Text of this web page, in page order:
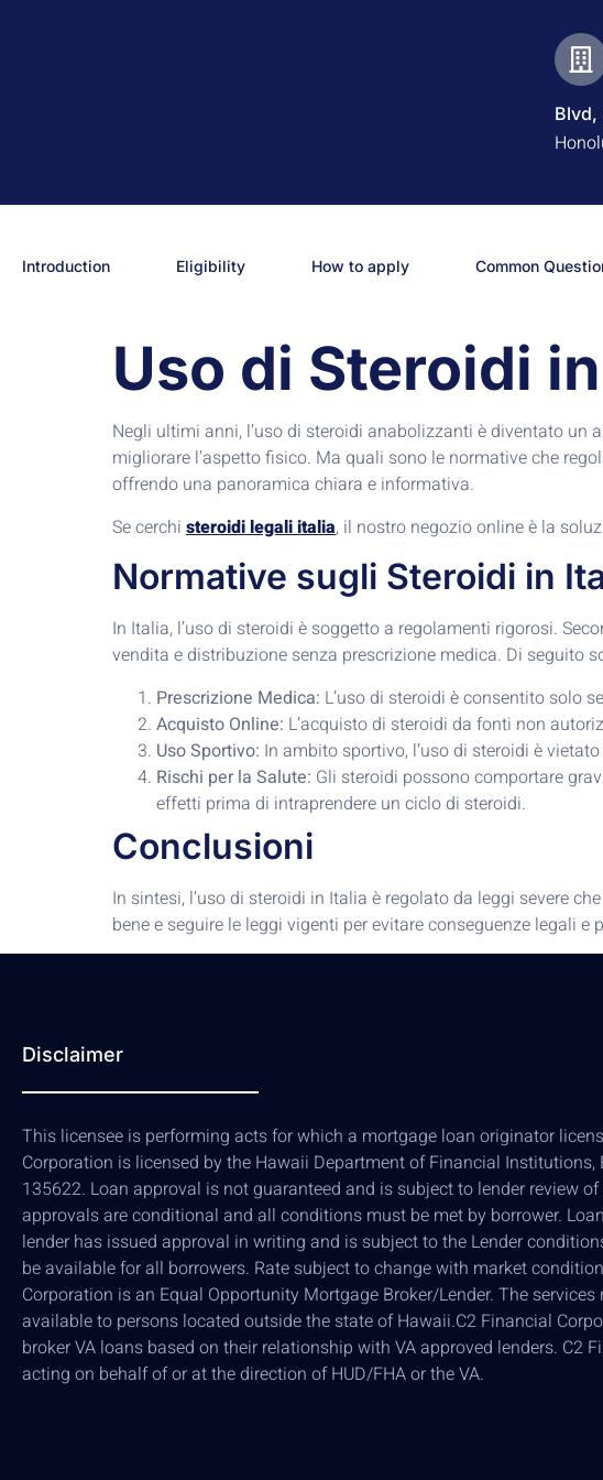
Blvd,
Introduction Eligibility How to apply Common
Uso di Steroidi
Negli ultimi anni, l’uso di steroidi anabolizzanti è diventato un
migliorare l’aspetto fisico. Ma quali sono le normative che
offrendo una panoramica chiara e informativa.
Se cerchi steroidi legali italia, il nostro negozio online è la
Normative sugli Steroidi in
In Italia, l’uso di steroidi è soggetto a regolamenti rigorosi.
vendita e distribuzione senza prescrizione medica. Di seguito
Prescrizione Medica: L’uso di steroidi è consentito solo
Acquisto Online: L’acquisto di steroidi da fonti non
Uso Sportivo: In ambito sportivo, l’uso di steroidi è
Rischi per la Salute: Gli steroidi possono comportare
effetti prima di intraprendere un ciclo di steroidi.
Conclusioni
In sintesi, l’uso di steroidi in Italia è regolato da leggi severe
bene e seguire le leggi vigenti per evitare conseguenze legali e
Disclaimer
This licensee is performing acts for which a mortgage loan originator
Corporation is licensed by the Hawaii Department of Financial Institutions,
135622. Loan approval is not guaranteed and is subject to lender review
approvals are conditional and all conditions must be met by borrower.
lender has issued approval in writing and is subject to the Lender
be available for all borrowers. Rate subject to change with market
Corporation is an Equal Opportunity Mortgage Broker/Lender. The services
available to persons located outside the state of Hawaii.C2 Financial
broker VA loans based on their relationship with VA approved lenders. C2
acting on behalf of or at the direction of HUD/FHA or the VA.